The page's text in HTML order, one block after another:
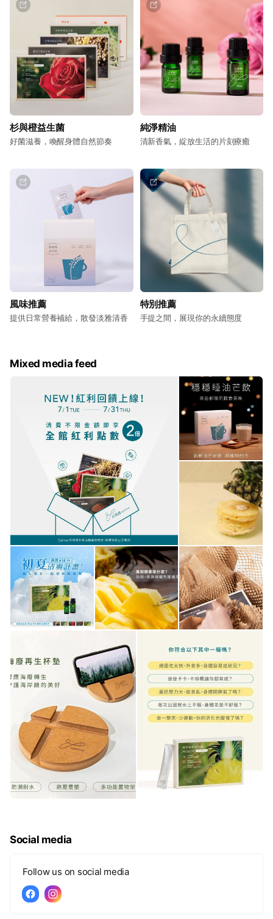
杉與橙益生菌
好菌滋養，喚醒身體自然節奏
純淨精油
清新香氣，綻放生活的片刻療癒
風味推薦
提供日常營養補給，散發淡雅清香
特別推薦
手提之間，展現你的永續態度
Mixed media feed
Social media
Follow us on social media